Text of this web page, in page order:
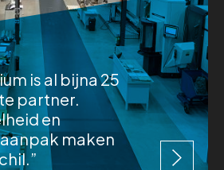
is al bijna 25
partner.
en
maken